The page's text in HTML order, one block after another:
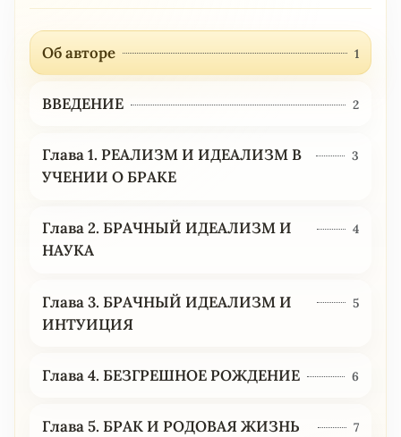
Об авторе 1
ВВЕДЕНИЕ 2
Глава 1. РЕАЛИЗМ И ИДЕАЛИЗМ В
УЧЕНИИ О БРАКЕ
3
Глава 2. БРАЧНЫЙ ИДЕАЛИЗМ И
НАУКА
4
Глава 3. БРАЧНЫЙ ИДЕАЛИЗМ И
ИНТУИЦИЯ
5
Глава 4. БЕЗГРЕШНОЕ РОЖДЕНИЕ 6
Глава 5. БРАК И РОДОВАЯ ЖИЗНЬ
7